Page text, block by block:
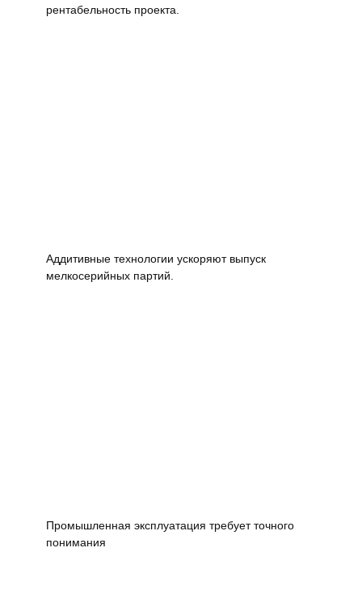
рентабельность проекта.
Аддитивные технологии ускоряют выпуск
мелкосерийных партий.
Промышленная эксплуатация требует точного
понимания